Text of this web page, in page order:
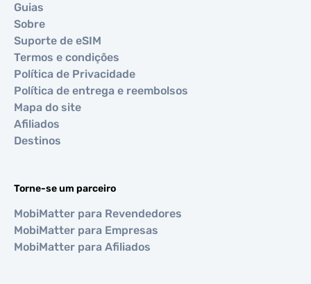
Guias
Sobre
Suporte de eSIM
Termos e condições
Política de Privacidade
Política de entrega e reembolsos
Mapa do site
Afiliados
Destinos
Torne-se um parceiro
MobiMatter para Revendedores
MobiMatter para Empresas
MobiMatter para Afiliados